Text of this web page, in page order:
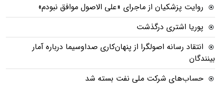
روایت پزشکیان از ماجرای «علی الاصول موافق نبودم»
پوریا اشتری درگذشت
انتقاد رسانه اصولگرا از پنهان‌کاری صداوسیما درباره آمار
بینندگان
حساب‌های شرکت ملی نفت بسته شد